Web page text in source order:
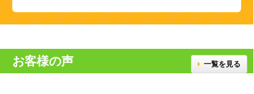
お客様の声 一覧を見る